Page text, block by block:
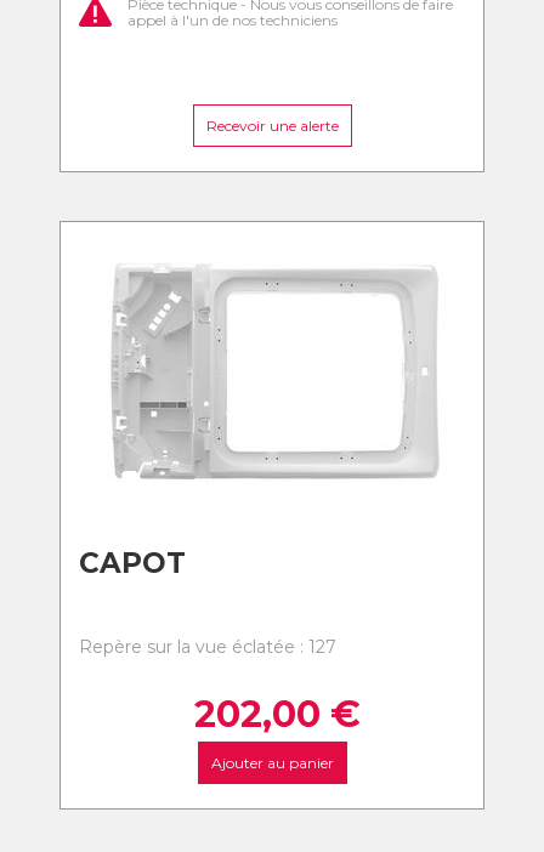
Pièce technique - Nous vous conseillons de faire
appel à l'un de nos techniciens
Recevoir une alerte
CAPOT
Repère sur la vue éclatée : 127
202,00 €
Ajouter au panier